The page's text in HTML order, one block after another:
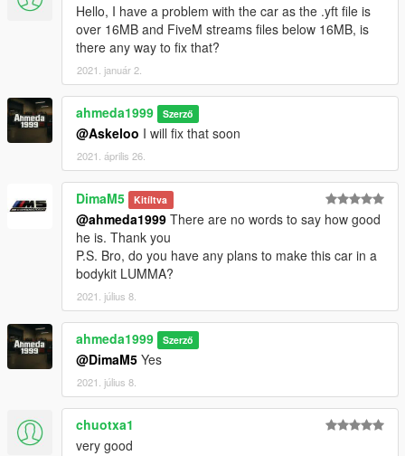
Hello, I have a problem with the car as the .yft file is
over 16MB and FiveM streams files below 16MB, is
there any way to fix that?
2021. január 2.
ahmeda1999 Szerző
@Askeloo I will fix that soon
2021. április 26.
DimaM5 Kitíltva
@ahmeda1999 There are no words to say how good
he is. Thank you
P.S. Bro, do you have any plans to make this car in a
bodykit LUMMA?
2021. július 8.
ahmeda1999 Szerző
@DimaM5 Yes
2021. július 8.
chuotxa1
very good